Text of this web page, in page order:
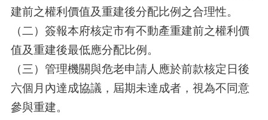
建前之權利價值及重建後分配比例之合理性。
（二）簽報本府核定市有不動產重建前之權利價
值及重建後最低應分配比例。
（三）管理機關與危老申請人應於前款核定日後
六個月內達成協議，屆期未達成者，視為不同意
參與重建。